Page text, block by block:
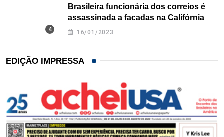
Brasileira funcionária dos correios é
assassinada a facadas na Califórnia
16/01/2023
EDIÇÃO IMPRESSA